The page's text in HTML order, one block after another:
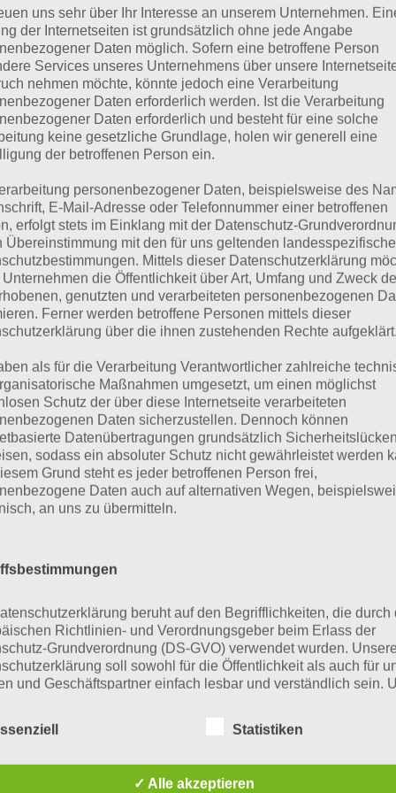
Lösungen für 94%
findest du bereits die Lösung zum Bild: Eier. Da die
anders ist, können wir dir nicht das exakte Level
Komplettlösung jedoch trotzdem zu jedem
findest!
Weitere Lösungen zu 94% gesucht?
Schaue inunsere Komplettlösung
App! Dort kannst du mit der Suche
schnell die Antworten und
über 300 Level finden!
Lösungen auch ohne unsere Hilfe, indem du in
diese jedoch begrenzt sind, hast du hier stets die
obige Lösung stimmt leider
die Lösung, die wir dir oben vorgestellt haben, nicht
ein Wort in der Lösung von 94 Prozent fehlt, so teile
in den Kommentaren mit. Nur so können wir stets
die zahlreichen Fragen und Sachverhalte in der App
immer mal wieder verändern.
uns sehr über Ihr Interesse an unserem Unternehmen.
der Internetseiten ist grundsätzlich ohne jede Angabe
Daten möglich. Sofern eine betroffene Person
Services unseres Unternehmens über unsere
nehmen möchte, könnte jedoch eine Verarbeitung
Daten erforderlich werden. Ist die Verarbeitung
Daten erforderlich und besteht für eine solche
keine gesetzliche Grundlage, holen wir generell eine
der betroffenen Person ein.
personenbezogener Daten, beispielsweise des
E-Mail-Adresse oder Telefonnummer einer betroffenen
erfolgt stets im Einklang mit der Datenschutz-
Übereinstimmung mit den für uns geltenden
Mittels dieser Datenschutzerklärung
Unternehmen die Öffentlichkeit über Art, Umfang und Zweck
genutzten und verarbeiteten personenbezogenen
Ferner werden betroffene Personen mittels dieser
über die ihnen zustehenden Rechte aufgeklärt.
als für die Verarbeitung Verantwortlicher zahlreiche
Maßnahmen umgesetzt, um einen möglichst
Schutz der über diese Internetseite verarbeiteten
Daten sicherzustellen. Dennoch können
Datenübertragungen grundsätzlich Sicherheitslücken
sodass ein absoluter Schutz nicht gewährleistet werden
Grund steht es jeder betroffenen Person frei,
Daten auch auf alternativen Wegen,
an uns zu übermitteln.
beruht auf den Begrifflichkeiten, die durch
Richtlinien- und Verordnungsgeber beim Erlass der
Grundverordnung (DS-GVO) verwendet wurden. Unsere
soll sowohl für die Öffentlichkeit als auch für
und Geschäftspartner einfach lesbar und verständlich sein.
Statistiken
✓ Alle akzeptieren